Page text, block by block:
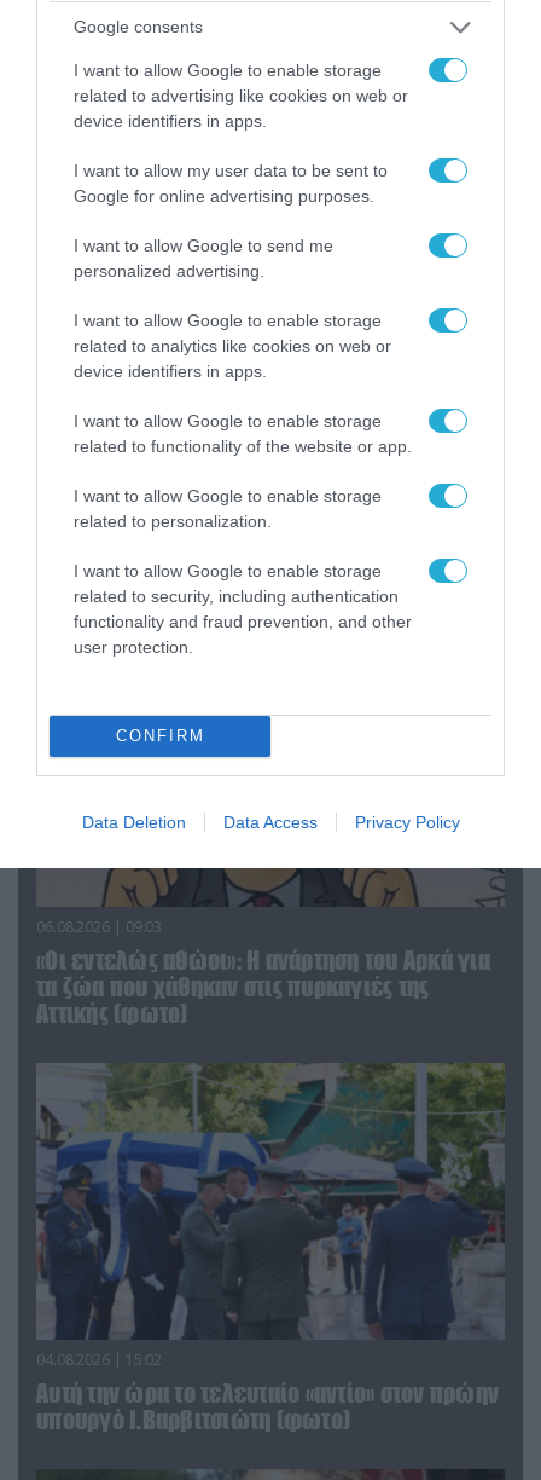
Google consents
I want to allow Google to enable storage
related to advertising like cookies on web or
device identifiers in apps.
I want to allow my user data to be sent to
Google for online advertising purposes.
I want to allow Google to send me
personalized advertising.
I want to allow Google to enable storage
related to analytics like cookies on web or
device identifiers in apps.
I want to allow Google to enable storage
related to functionality of the website or app.
I want to allow Google to enable storage
related to personalization.
I want to allow Google to enable storage
related to security, including authentication
functionality and fraud prevention, and other
user protection.
CONFIRM
Data Deletion Data Access Privacy Policy
Οι ρωσικές δυνάμεις απέχουν μόλις 5 χλμ.
από Σλαβιάνσκ και Κραματόρσκ στο Ντονέτσκ
ΠΟΛΙΤΙΚΗ
06.08.2026 | 14:02
«Επιχείρηση ελεύθερα πεζοδρόμια» στην
αντικείμενα από κοινόχρηστους χώρους
06.08.2026 | 09:03
«Οι εντελώς αθώοι»: Η ανάρτηση του Αρκά για
τα ζώα που χάθηκαν στις πυρκαγιές της
Αττικής (φωτο)
04.08.2026 | 15:02
Αυτή την ώρα το τελευταίο «αντίο» στον πρώην
υπουργό Ι.Βαρβιτσιώτη (φωτο)